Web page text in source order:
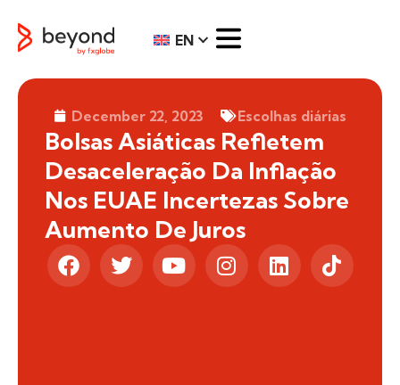
EN
December 22, 2023 Escolhas diárias
Bolsas Asiáticas Refletem
Desaceleração Da Inflação
Nos EUAE Incertezas Sobre
Aumento De Juros